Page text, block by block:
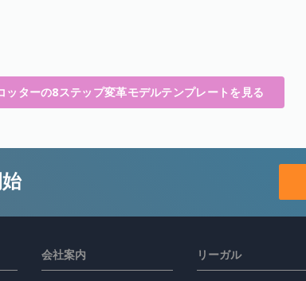
ッターの8ステップ変革モデルテンプレートを見る
会社案内 リーガル